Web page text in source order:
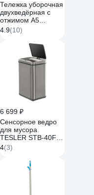
Тележка уборочная
двухведёрная с
отжимом А5
держатель мешка
2х17 л (34 л), хром
4.9(10)
6 699 ₽
Сенсорное ведро
для мусора
TESLER STB-40F
INOX 00000202986
4(3)